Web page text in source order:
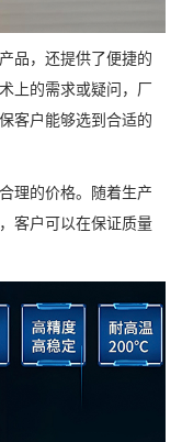
品，还提供了便捷的
上的需求或疑问，厂
客户能够选到合适的
理的价格。随着生产
客户可以在保证质量